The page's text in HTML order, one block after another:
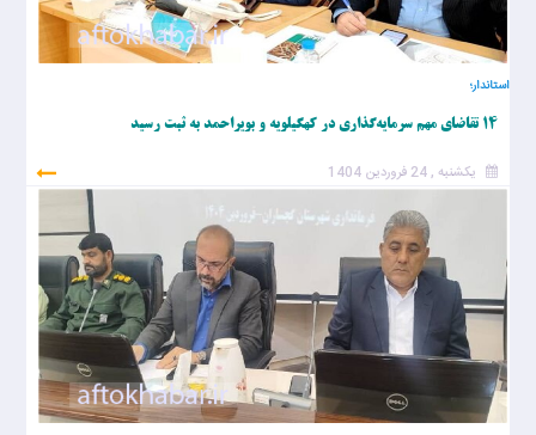
استاندار؛
۱۴ تقاضای مهم سرمایه‌گذاری در کهگیلویه و بویراحمد به ثبت رسید
یکشنبه , 24 فروردین 1404